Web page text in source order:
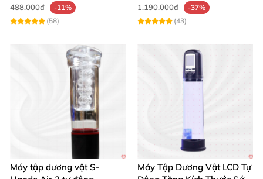
488.000₫
-11%
(58)
1.190.000₫
-37%
(43)
Máy tập dương vật S-
Máy Tập Dương Vật LCD Tự